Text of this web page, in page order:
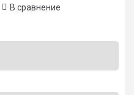
В сравнение